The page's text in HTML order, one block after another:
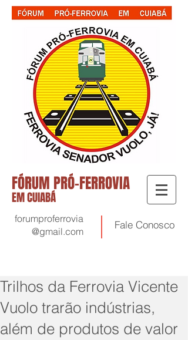
FÓRUM PRÓ-FERROVIA
EM CUIABÁ
forumproferrovia
@gmail.com
Fale Conosco
Trilhos da Ferrovia Vicente
Vuolo trarão indústrias,
além de produtos de valor